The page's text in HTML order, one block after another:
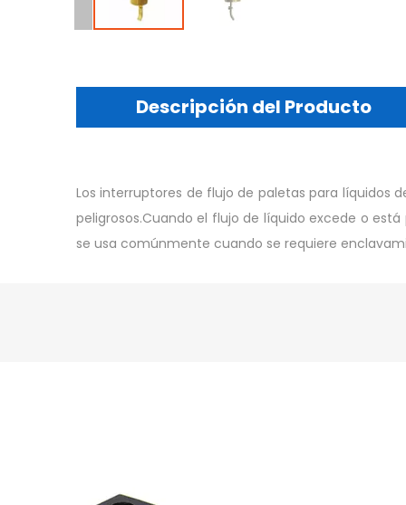
Descripción del Producto
Los interruptores de flujo de paletas para líquidos
peligrosos.Cuando el flujo de líquido excede o
se usa comúnmente cuando se requiere